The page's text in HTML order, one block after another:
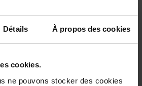
Détails À propos des cookies
cookies.
ne pouvons stocker des cookies
aankoop van min. 55€